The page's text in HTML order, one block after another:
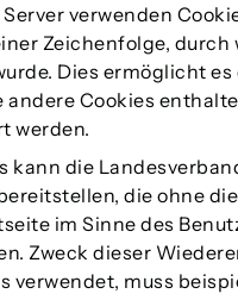
verwenden
Zeichenfolge,
Dies ermöglicht
Cookies
werden.
kann die
die ohne
im Sinne des
Zweck dieser
verwendet, muss